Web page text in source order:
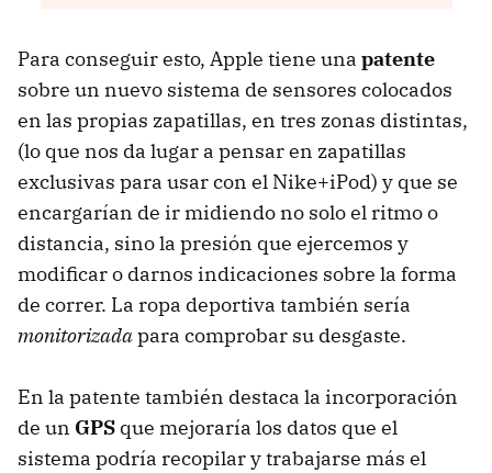
Para conseguir esto, Apple tiene una patente
sobre un nuevo sistema de sensores colocados
en las propias zapatillas, en tres zonas distintas,
(lo que nos da lugar a pensar en zapatillas
exclusivas para usar con el Nike+iPod) y que se
encargarían de ir midiendo no solo el ritmo o
distancia, sino la presión que ejercemos y
modificar o darnos indicaciones sobre la forma
de correr. La ropa deportiva también sería
monitorizadapara comprobar su desgaste.
En la patente también destaca la incorporación
de un GPS que mejoraría los datos que el
sistema podría recopilar y trabajarse más el